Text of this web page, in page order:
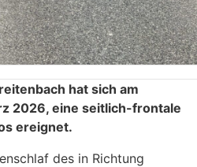
hat sich am
2026, eine seitlich-frontale
ereignet.
des in Richtung